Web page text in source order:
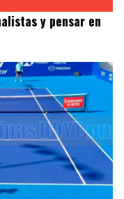
y pensar en